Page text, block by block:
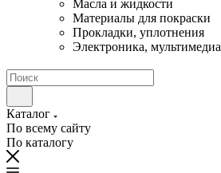
Масла и жидкости
Материалы для покраски
Прокладки, уплотнения
Электроника, мультимедиа
Каталог
По всему сайту
По каталогу